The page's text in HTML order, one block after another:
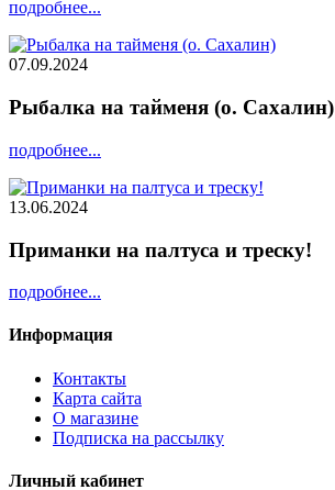
подробнее...
07.09.2024
Рыбалка на тайменя (о. Сахалин)
подробнее...
13.06.2024
Приманки на палтуса и треску!
подробнее...
Информация
Контакты
Карта сайта
О магазине
Подписка на рассылку
Личный кабинет